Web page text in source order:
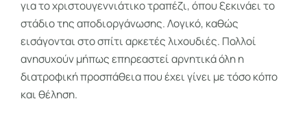
για το χριστουγεννιάτικο τραπέζι, όπου ξεκινάει το
στάδιο της αποδιοργάνωσης. Λογικό, καθώς
εισάγονται στο σπίτι αρκετές λιχουδιές. Πολλοί
ανησυχούν μήπως επηρεαστεί αρνητικά όλη η
διατροφική προσπάθεια που έχει γίνει με τόσο κόπο
και θέληση.